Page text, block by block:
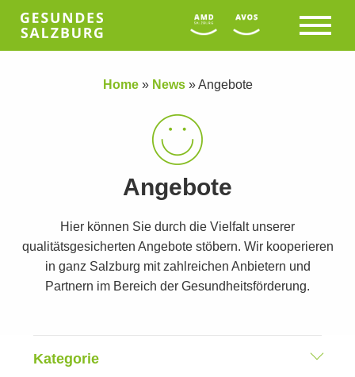
Home» News»Angebote
Angebote
Hier können Sie durch die Vielfalt unserer
qualitätsgesicherten Angebote stöbern. Wir kooperieren
in ganz Salzburg mit zahlreichen Anbietern und
Partnern im Bereich der Gesundheitsförderung.
Kategorie